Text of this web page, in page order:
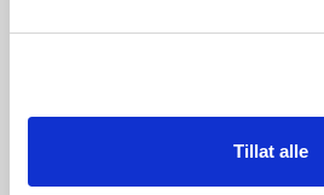
Tillat alle